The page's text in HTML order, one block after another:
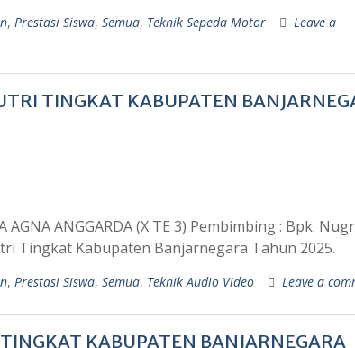
, Prestasi Siswa, Semua, Teknik Sepeda Motor
Leave a
TINGKAT KABUPATEN
ANGGARDA (X TE 3) Pembimbing : Bpk.
Tingkat Kabupaten Banjarnegara Tahun 2025.
, Prestasi Siswa, Semua, Teknik Audio Video Leave a
KABUPATEN BANJARNEGARA